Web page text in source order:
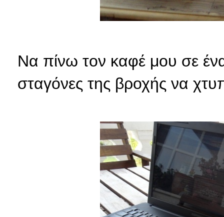
Να πίνω τον καφέ μου σε
σταγόνες της βροχής να